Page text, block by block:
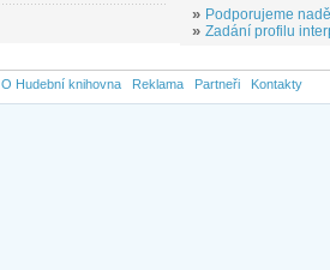
» Podporujeme
» Zadání profilu
O Hudební knihovna Reklama Partneři Kontakty